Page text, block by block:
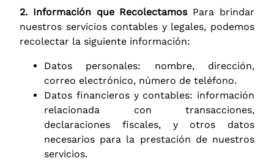
2. Información que RecolectamosPara brindar
nuestros servicios contables y legales, podemos
recolectar la siguiente información:
Datos personales: nombre, dirección,
correo electrónico, número de teléfono.
Datos financieros y contables: información
relacionada con transacciones,
declaraciones fiscales, y otros datos
necesarios para la prestación de nuestros
servicios.